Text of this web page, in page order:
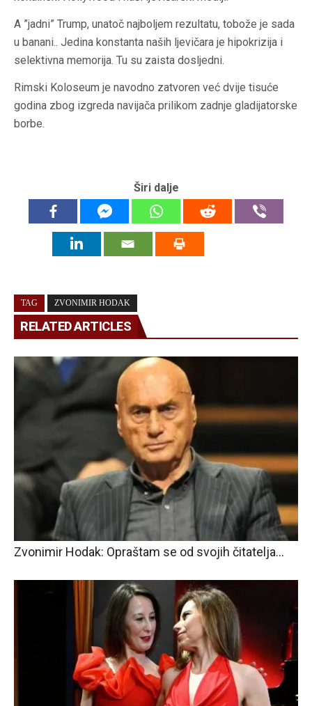
A ”jadni” Trump, unatoč najboljem rezultatu, tobože je sada
u banani.. Jedina konstanta naših ljevičara je hipokrizija i
selektivna memorija. Tu su zaista dosljedni.
Rimski Koloseum je navodno zatvoren već dvije tisuće
godina zbog izgreda navijača prilikom zadnje gladijatorske
borbe.
Širi dalje
TAG ZVONIMIR HODAK
RELATED ARTICLES
Zvonimir Hodak: Opraštam se od svojih čitatelja…